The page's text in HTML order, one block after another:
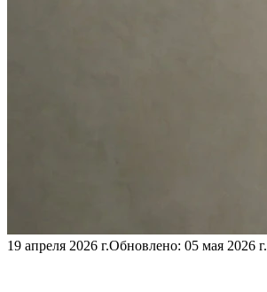
19 апреля 2026 г.Обновлено: 05 мая 2026 г.